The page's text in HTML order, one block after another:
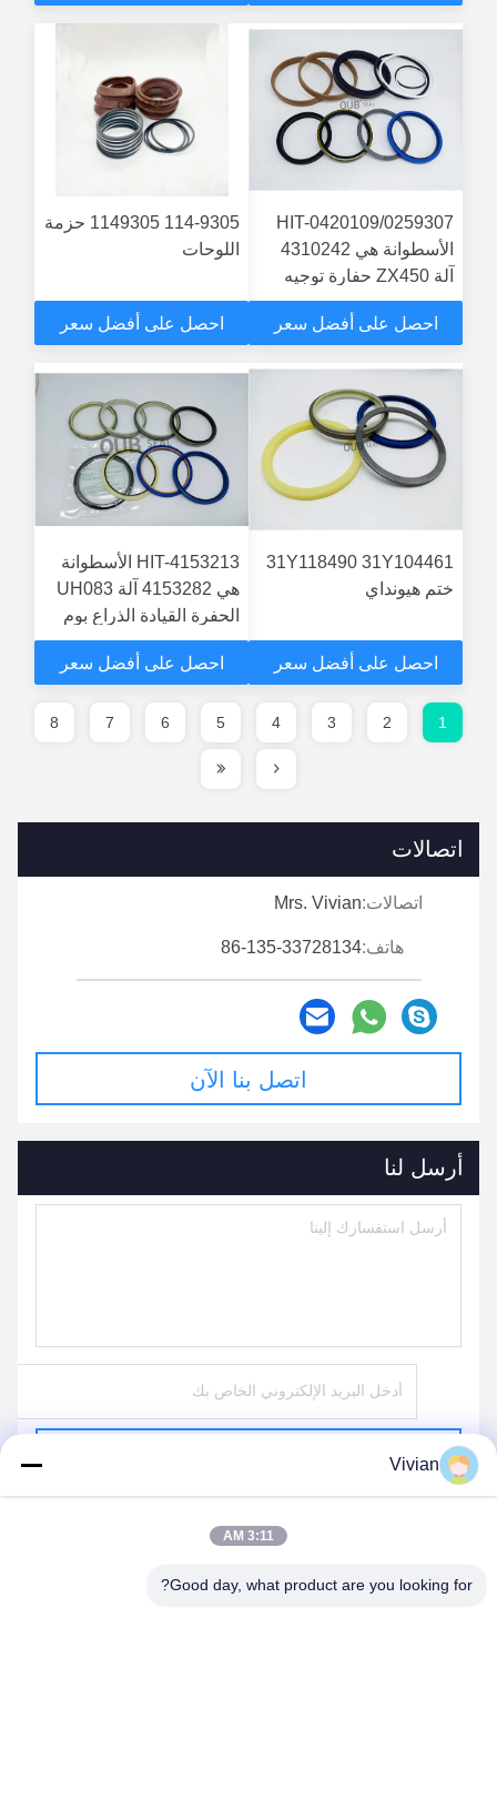
HIT-0420109/0259307
الأسطوانة هي 4310242
آلة ZX450 حفارة توجيه
ذراع الرافعة ARM
BUCKER SEAL KITS
احصل على أفضل سعر
114-9305 1149305 حزمة
اللوحات
احصل على أفضل سعر
31Y118490 31Y104461
ختم هيونداي
احصل على أفضل سعر
HIT-4153213 الأسطوانة
هي 4153282 آلة UH083
الحفرة القيادة الذراع بوم
بوكر مهر المجموعات
الأسطوانة الهيدروليكية
احصل على أفضل سعر
1
2
3
4
5
6
7
8
اتصالات
اتصالات:Mrs. Vivian
هاتف:86-135-33728134
اتصل بنا الآن
أرسل لنا
Vivian
3:11 AM
Good day, what product are you looking for?